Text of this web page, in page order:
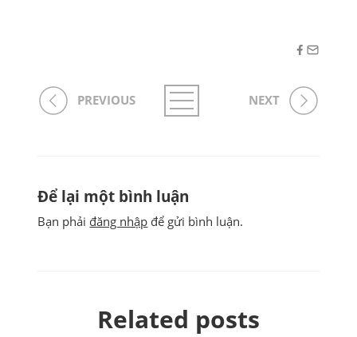
PREVIOUS NEXT
Để lại một bình luận
Bạn phải đăng nhập để gửi bình luận.
Related posts